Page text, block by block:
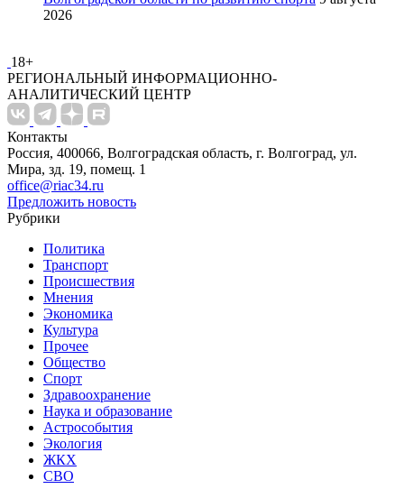
2026
18+
РЕГИОНАЛЬНЫЙ ИНФОРМАЦИОННО-
АНАЛИТИЧЕСКИЙ ЦЕНТР
Контакты
Россия, 400066, Волгоградская область, г. Волгоград, ул.
Мира, зд. 19, помещ. 1
office@riac34.ru
Предложить новость
Рубрики
Политика
Транспорт
Происшествия
Мнения
Экономика
Культура
Прочее
Общество
Спорт
Здравоохранение
Наука и образование
Астрособытия
Экология
ЖКХ
СВО